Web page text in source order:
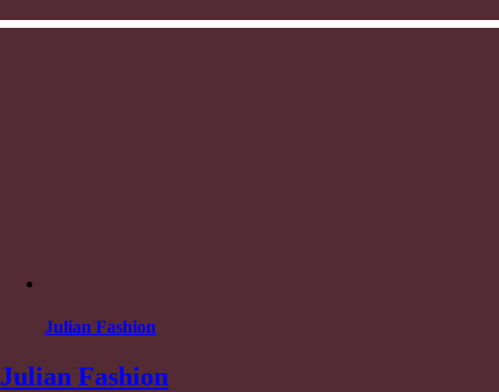
Julian Fashion
Julian Fashion